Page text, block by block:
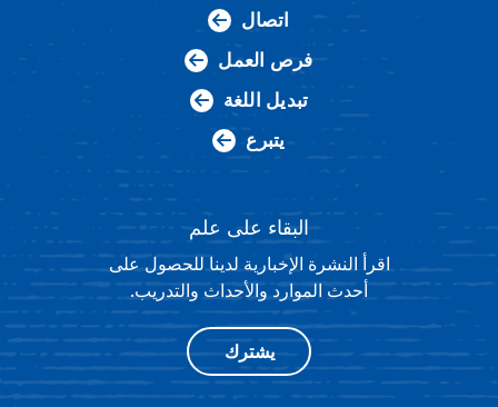
اتصال
فرص العمل
تبديل اللغة
يتبرع
البقاء على علم
اقرأ النشرة الإخبارية لدينا للحصول على
أحدث الموارد والأحداث والتدريب.
يشترك